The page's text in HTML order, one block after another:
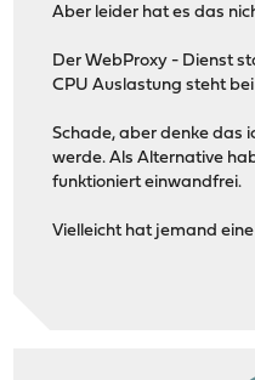
Aber leider hat es das
Der WebProxy - Dienst
CPU Auslastung steht bei
Schade, aber denke das
werde. Als Alternative
funktioniert einwandfrei.
Vielleicht hat jemand